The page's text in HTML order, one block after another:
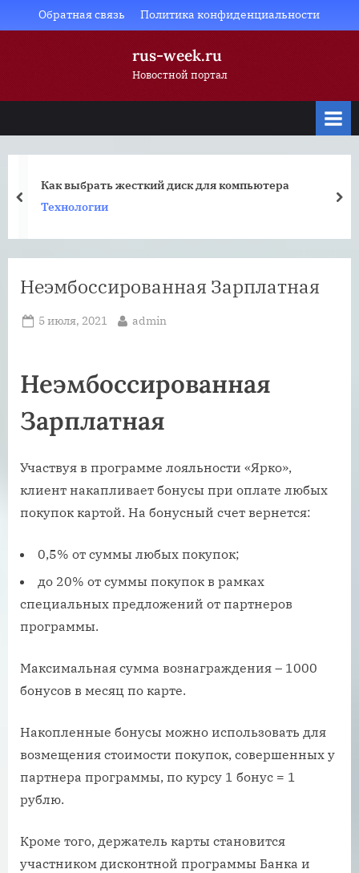
to
Обратная связь Политика конфиденциальности
rus-week.ru
Новостной портал
Как выбрать жесткий диск для компьютера
Технологии
prev
Неэмбоссированная Зарплатная
Posted
5 июля, 2021 By
admin
Неэмбоссированная
Зарплатная
Участвуя в программе лояльности «Ярко»,
клиент накапливает бонусы при оплате любых
покупок картой. На бонусный счет вернется:
0,5% от суммы любых покупок;
до 20% от суммы покупок в рамках
специальных предложений от партнеров
программы.
Максимальная сумма вознаграждения – 1000
бонусов в месяц по карте.
Накопленные бонусы можно использовать для
возмещения стоимости покупок, совершенных у
партнера программы, по курсу 1 бонус = 1
рублю.
Кроме того, держатель карты становится
участником дисконтной программы Банка и